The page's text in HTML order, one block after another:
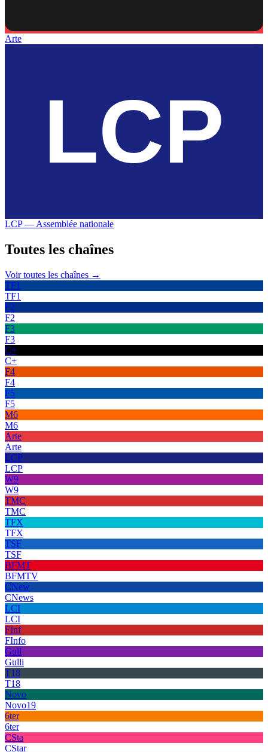
Arte
LCP — Assemblée nationale
Toutes les chaînes
Voir toutes les chaînes →
TF1
TF1
F2
F2
F3
F3
C+
C+
F4
F4
F5
F5
M6
M6
Arte
Arte
LCP
LCP
W9
W9
TMC
TMC
TFX
TFX
TSF
TSF
BFMT
BFMTV
CNew
CNews
LCI
LCI
FInf
FInfo
Gull
Gulli
T18
T18
Novo
Novo19
6ter
6ter
CSta
CStar